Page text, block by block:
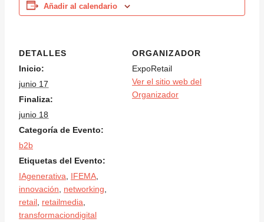
Añadir al calendario
DETALLES
Inicio:
junio 17
Finaliza:
junio 18
Categoría de Evento:
b2b
Etiquetas del Evento:
IAgenerativa
IFEMA
innovación
networking
retail retailmedia
transformaciondigital
ORGANIZADOR
ExpoRetail
Ver el sitio web del
Organizador